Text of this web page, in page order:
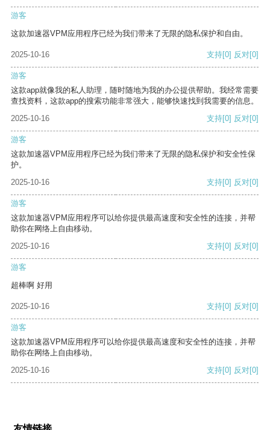
游客
这款加速器VPM应用程序已经为我们带来了无限的隐私保护和自由。
2025-10-16 支持[0] 反对[0]
游客
这款app就像我的私人助理，随时随地为我的办公提供帮助。我经常需要
查找资料，这款app的搜索功能非常强大，能够快速找到我需要的信息。
2025-10-16
支持[0] 反对[0]
游客
这款加速器VPM应用程序已经为我们带来了无限的隐私保护和安全性保
护。
2025-10-16
支持[0] 反对[0]
游客
这款加速器VPM应用程序可以给你提供最高速度和安全性的连接，并帮
助你在网络上自由移动。
2025-10-16
支持[0] 反对[0]
游客
超棒啊 好用
2025-10-16 支持[0] 反对[0]
游客
这款加速器VPM应用程序可以给你提供最高速度和安全性的连接，并帮
助你在网络上自由移动。
2025-10-16
支持[0] 反对[0]